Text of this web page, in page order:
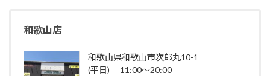
和歌山店
和歌山県和歌山市次郎丸10-1
(平日) 11:00～20:00